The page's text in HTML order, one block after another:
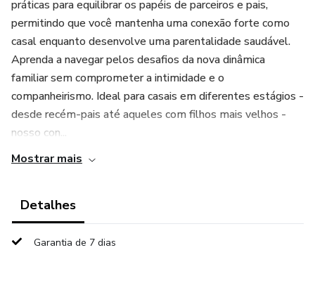
práticas para equilibrar os papéis de parceiros e pais,
permitindo que você mantenha uma conexão forte como
casal enquanto desenvolve uma parentalidade saudável.
Aprenda a navegar pelos desafios da nova dinâmica
familiar sem comprometer a intimidade e o
companheirismo. Ideal para casais em diferentes estágios -
desde recém-pais até aqueles com filhos mais velhos -
nosso con...
Mostrar mais
Detalhes
Garantia de 7 dias